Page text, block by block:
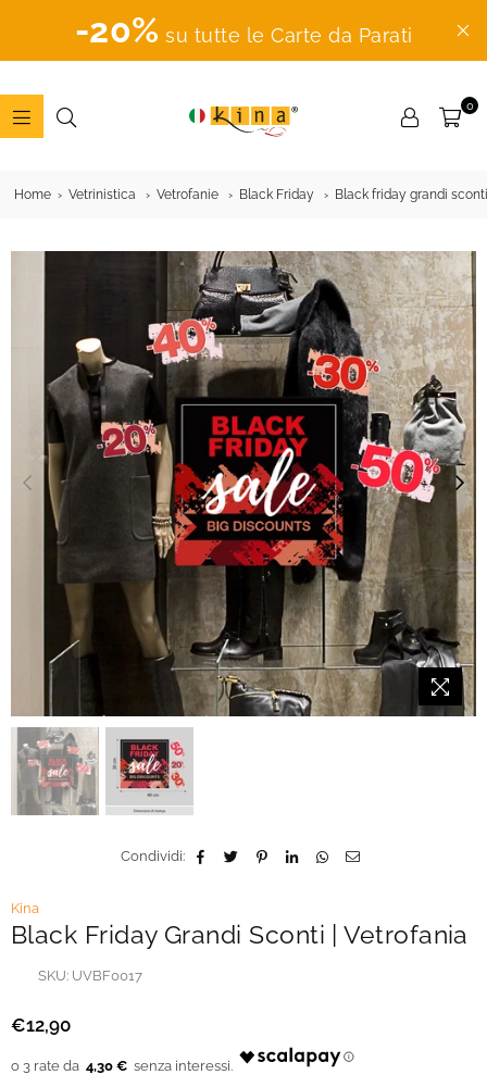
-20% su tutte le Carte da Parati
0
Home Vetrinistica Vetrofanie Black Friday Black friday grandi
Condividi:
Kina
Black Friday Grandi Sconti | Vetrofania
SKU: UVBF0017
Prezzo
€12,90
4,30 €